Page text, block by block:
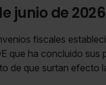
junio de 2026
fiscales
que ha concluido
de que surtan efecto